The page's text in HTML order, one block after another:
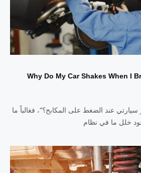
Why Do My Car Shakes When I
سيارتي عند الضغط على المكابح؟“، فغالباً ما
خلل ما في نظام